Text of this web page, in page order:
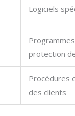
Logiciels
protection
Procédures
des clients